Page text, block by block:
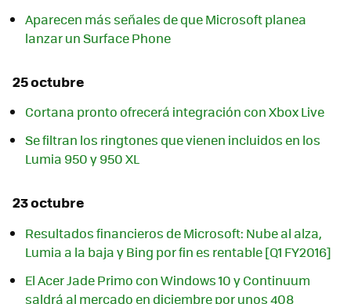
Aparecen más señales de que Microsoft planea
lanzar un Surface Phone
25 octubre
Cortana pronto ofrecerá integración con Xbox Live
Se filtran los ringtones que vienen incluidos en los
Lumia 950 y 950 XL
23 octubre
Resultados financieros de Microsoft: Nube al alza,
Lumia a la baja y Bing por fin es rentable [Q1 FY2016]
El Acer Jade Primo con Windows 10 y Continuum
saldrá al mercado en diciembre por unos 408